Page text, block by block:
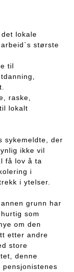
lokale
største
til
raske,
lokalt
sykemeldte, der
ikke vil
få lov å ta
i
i ytelser.
grunn har
som
om den
etter andre
store
denne